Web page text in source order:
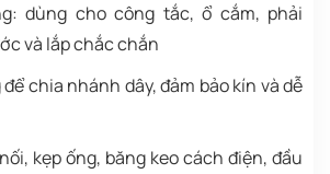
dùng cho công tắc, ổ cắm, phải
và lắp chắc chắn
chia nhánh dây, đảm bảo kín và dễ
kẹp ống, băng keo cách điện, đầu